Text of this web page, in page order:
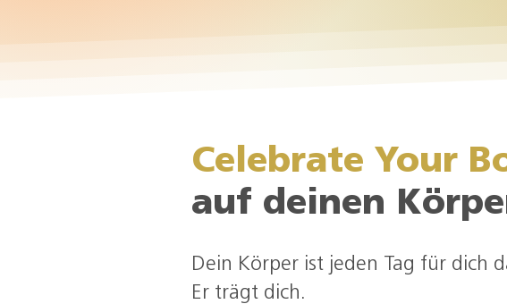
Celebrate Your
auf deinen
Dein Körper ist jeden Tag für dich
Er trägt dich.